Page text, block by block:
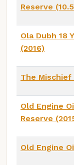
Reserve
Ola Dubh 18
(2016)
The Mischief
Old Engine
Reserve
Old Engine